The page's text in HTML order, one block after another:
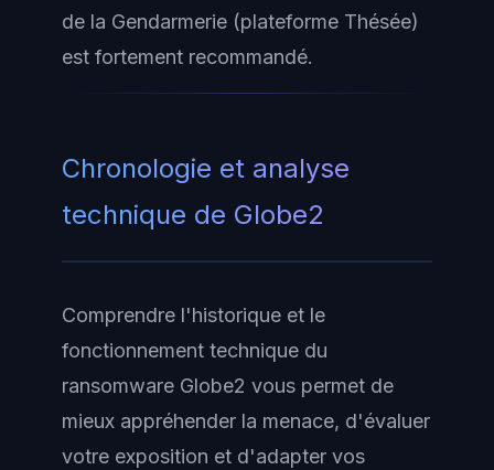
de la Gendarmerie (plateforme Thésée)
est fortement recommandé.
Chronologie et analyse
technique de Globe2
Comprendre l'historique et le
fonctionnement technique du
ransomware Globe2 vous permet de
mieux appréhender la menace, d'évaluer
votre exposition et d'adapter vos